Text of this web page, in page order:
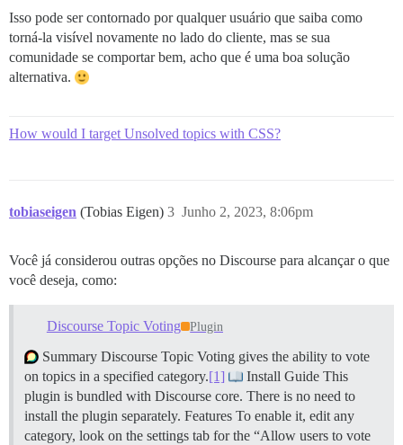
Isso pode ser contornado por qualquer usuário que saiba como
torná-la visível novamente no lado do cliente, mas se sua
comunidade se comportar bem, acho que é uma boa solução
alternativa.
How would I target Unsolved topics with CSS?
tobiaseigen (Tobias Eigen) Junho 2, 2023, 8:06pm
3
Você já considerou outras opções no Discourse para alcançar o que
você deseja, como:
Discourse Topic Voting Plugin
Summary Discourse Topic Voting gives the ability to vote
on topics in a specified category.[1]
Install Guide This
plugin is bundled with Discourse core. There is no need to
install the plugin separately. Features To enable it, edit any
category, look on the settings tab for the “Allow users to vote